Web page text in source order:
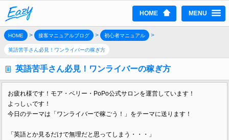
HOME MENU
HOME > 接客マニュアルブログ > 初心者マニュアル >
英語苦手さん必見！ワンライバーの稼ぎ方
英語苦手さん必見！ワンライバーの稼ぎ方
お疲れ様です！モア・ベリー・PoPo公式サロンを運営しています！
よっしぃです！
今日のテーマは「ワンライバーで稼ごう！」をテーマに送ります！
「英語とか見るだけで無理だと思ってしまう・・・」